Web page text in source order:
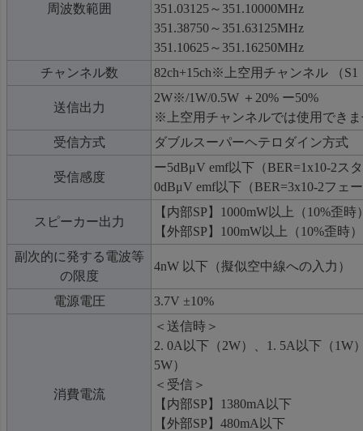
周波数範囲
351.03125～351.10000MHz
351.38750～351.63125MHz
351.10625～351.16250MHz
チャンネル数
82ch+15ch※上空用チャンネル （S1
送信出力
2W※/1W/0.5W ＋20% ー50%
※上空用チャンネルでは使用でき
受信方式
ダブルスーパーヘテロダイン方式
受信感度
ー5dBμV emf以下（BER=1x10-2ス
0dBμV emf以下（BER=3x10-2フェ
スピーカー出力
【内部SP】1000mW以上（10%歪時
【外部SP】100mW以上（10%歪時）
副次的に発する電波等
の限度
4nW 以下（擬似空中線への入力）
電源電圧 3.7V ±10%
消費電流
＜送信時＞
2. 0A以下（2W）、1. 5A以下（1W
5W）
＜受信＞
【内部SP】1380mA以下
【外部SP】480mA以下